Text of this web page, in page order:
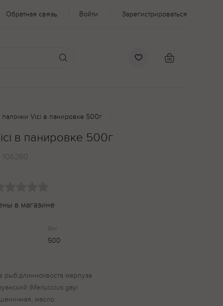
Обратная связь Войти Зарегистрироваться
Vici в панировке 500г
в панировке 500г
106260
в магазине
Вес
500
мерлуза
(Merluccius gayi
масло